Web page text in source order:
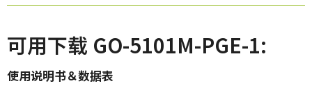
可用下载 GO-5101M-PGE-1:
使用说明书＆数据表